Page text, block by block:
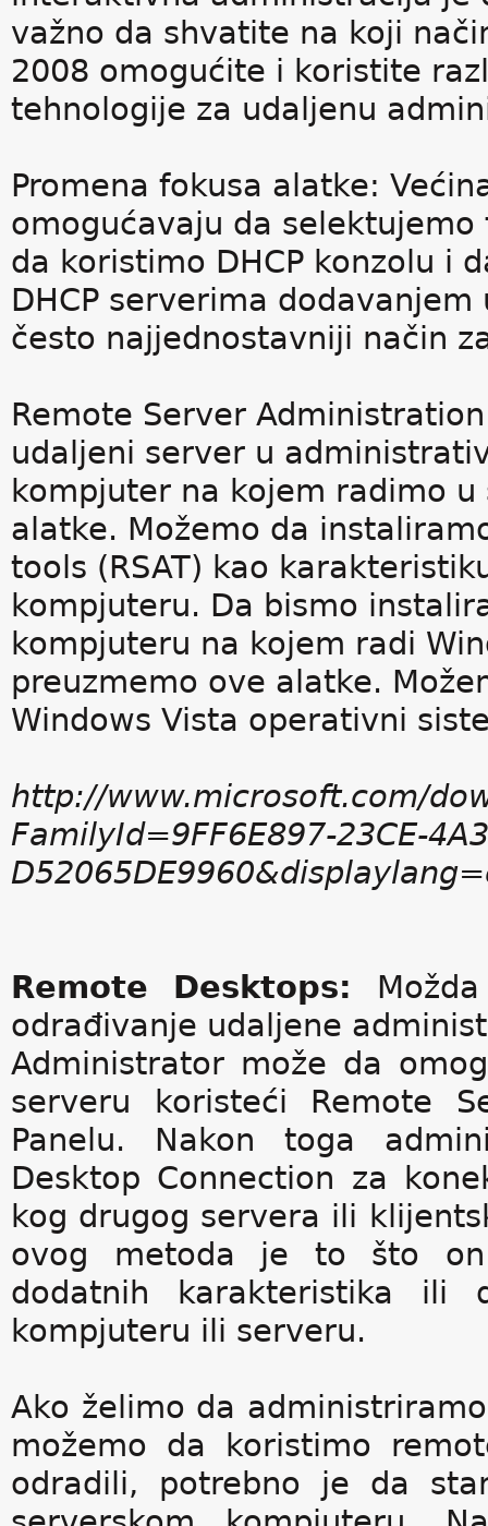
važno da shvatite na koji
2008 omogućite i koristite
tehnologije za udaljenu
Promena fokusa alatke:
omogućavaju da
da koristimo DHCP konzolu i
DHCP serverima
često najjednostavniji način
Remote Server
udaljeni server u
kompjuter na kojem radimo
alatke. Možemo da
tools (RSAT) kao
kompjuteru. Da bismo
kompjuteru na kojem radi
preuzmemo ove alatke.
Windows Vista operativni
http://www.microsoft.com/
FamilyId=9FF6E897-23CE-
Remote Desktops:
odrađivanje udaljene
Administrator može da
serveru koristeći Remote
Panelu. Nakon toga
Desktop Connection za
kog drugog servera ili
ovog metoda je to što on
dodatnih karakteristika ili
kompjuteru ili serveru.
Ako želimo da
možemo da koristimo
odradili, potrebno je da